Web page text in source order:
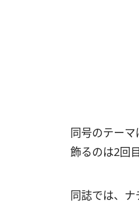
同号のテー
飾るのは2回
同誌では、